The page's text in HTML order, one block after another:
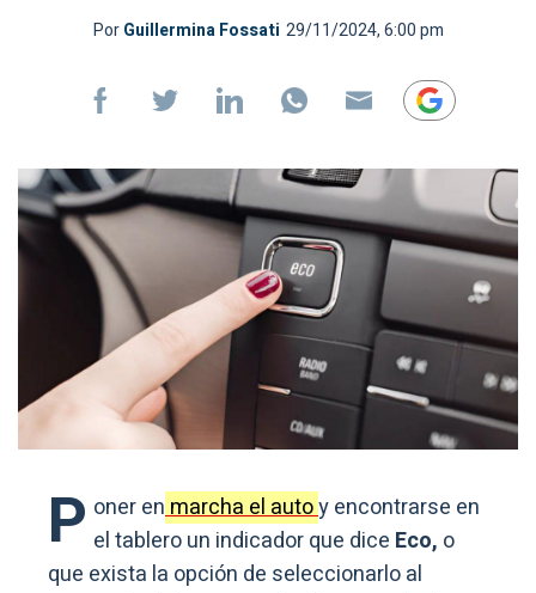
PorGuillermina Fossati 29/11/2024, 6:00 pm
P oner enmarcha el autoy encontrarse en
el tablero un indicador que dice Eco, o
que exista la opción de seleccionarlo al